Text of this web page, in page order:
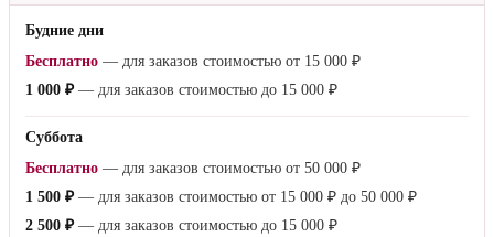
Будние дни
Бесплатно — для заказов стоимостью от 15 000 ₽
1 000 ₽— для заказов стоимостью до 15 000 ₽
Суббота
Бесплатно — для заказов стоимостью от 50 000 ₽
1 500 ₽— для заказов стоимостью от 15 000 ₽ до 50 000 ₽
2 500 ₽— для заказов стоимостью до 15 000 ₽